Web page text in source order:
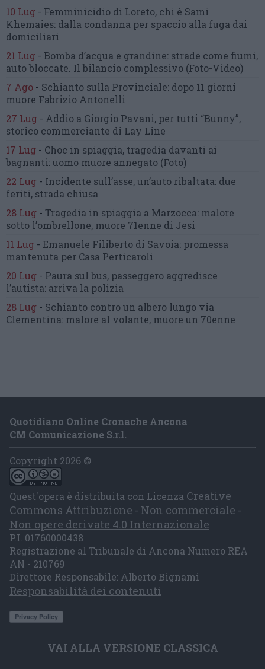
10 Lug - Femminicidio di Loreto, chi è Sami
Khemaies: dalla condanna per spaccio alla fuga dai
domiciliari
21 Lug - Bomba d’acqua e grandine: strade come fiumi,
auto bloccate. Il bilancio complessivo (Foto-Video)
7 Ago - Schianto sulla Provinciale: dopo 11 giorni
muore Fabrizio Antonelli
27 Lug - Addio a Giorgio Pavani, per tutti “Bunny”,
storico commerciante di Lay Line
17 Lug - Choc in spiaggia, tragedia davanti ai
bagnanti:uomo muore annegato (Foto)
22 Lug - Incidente sull’asse, un’auto ribaltata: due
feriti, strada chiusa
28 Lug - Tragedia in spiaggia a Marzocca: malore
sotto l’ombrellone, muore 71enne di Jesi
11 Lug - Emanuele Filiberto di Savoia: promessa
mantenuta per Casa Perticaroli
20 Lug - Paura sul bus, passeggero aggredisce
l’autista: arriva la polizia
28 Lug - Schianto contro un albero lungo via
Clementina: malore al volante, muore un 70enne
Quotidiano Online Cronache Ancona
CM Comunicazione S.r.l.
Copyright 2026 ©
Quest'opera è distribuita con Licenza Creative
Commons Attribuzione - Non commerciale -
Non opere derivate 4.0 Internazionale
P.I. 01760000438
Registrazione al Tribunale di Ancona Numero REA
AN - 210769
Direttore Responsabile: Alberto Bignami
Responsabilità dei contenuti
VAI ALLA VERSIONE CLASSICA